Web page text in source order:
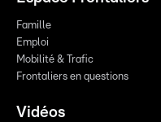
Famille
Emploi
Mobilité & Trafic
Frontaliers en questions
Vidéos